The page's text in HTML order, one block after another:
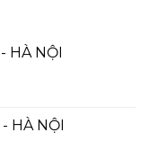
HÀ NỘI
HÀ NỘI